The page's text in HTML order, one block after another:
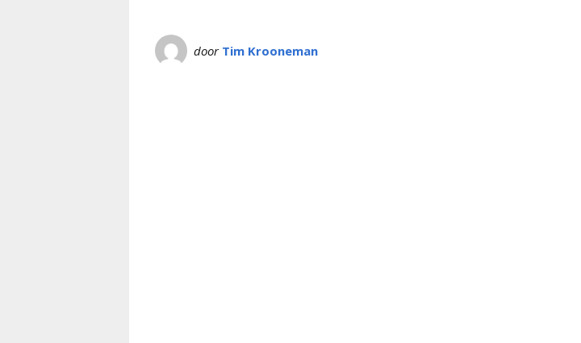
door Tim Krooneman